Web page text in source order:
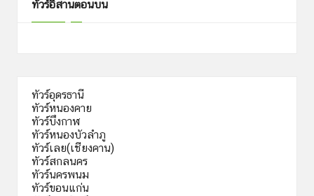
ทัวร์อิสานตอนบน
ทัวร์อุดรธานี
ทัวร์หนองคาย
ทัวร์บึงกาฬ
ทัวร์หนองบัวลำภู
ทัวร์เลย(เชียงคาน)
ทัวร์สกลนคร
ทัวร์นครพนม
ทัวร์ขอนแก่น